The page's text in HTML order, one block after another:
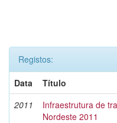
Registos:
Data
Título
2011
Infraestrutura de
Nordeste 2011